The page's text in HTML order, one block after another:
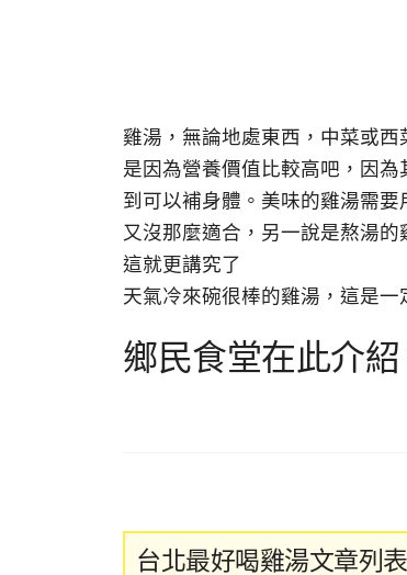
雞湯，無論地處東西，中菜或
是因為營養價值比較高吧，因
到可以補身體。美味的雞湯需
又沒那麼適合，另一說是熬湯的
這就更講究了
天氣冷來碗很棒的雞湯，這是一
鄉民食堂在此介
台北最好喝雞湯文章列表